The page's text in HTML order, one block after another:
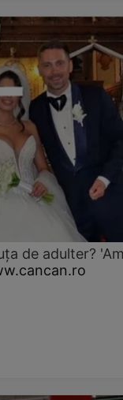
de adulter?